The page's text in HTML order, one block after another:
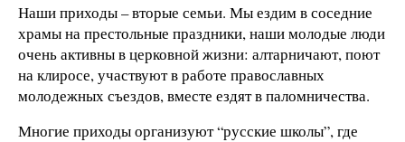
Наши приходы – вторые семьи. Мы ездим в соседние
храмы на престольные праздники, наши молодые люди
очень активны в церковной жизни: алтарничают, поют
на клиросе, участвуют в работе православных
молодежных съездов, вместе ездят в паломничества.
Многие приходы организуют “русские школы”, где